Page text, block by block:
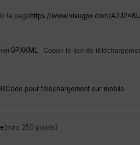
la pagehttps://www.visugpx.com/
GPXKML
pour téléchargement sur mobile
(max 250 points)